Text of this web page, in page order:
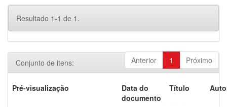
Resultado 1-1 de 1.
Anterior 1 Próximo
Conjunto de itens:
Pré-visualização
Data do
documento
Título